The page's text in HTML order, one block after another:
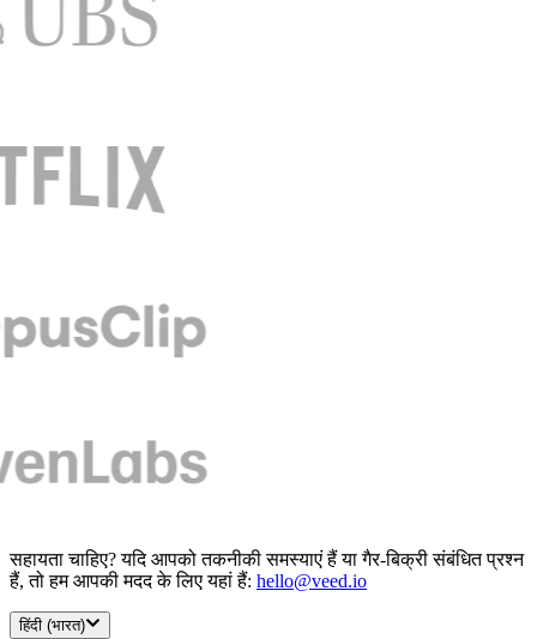
सहायता चाहिए? यदि आपको तकनीकी समस्याएं हैं या गैर-बिक्री संबंधित प्रश्न
हैं, तो हम आपकी मदद के लिए यहां हैं: hello@veed.io
हिंदी (भारत)